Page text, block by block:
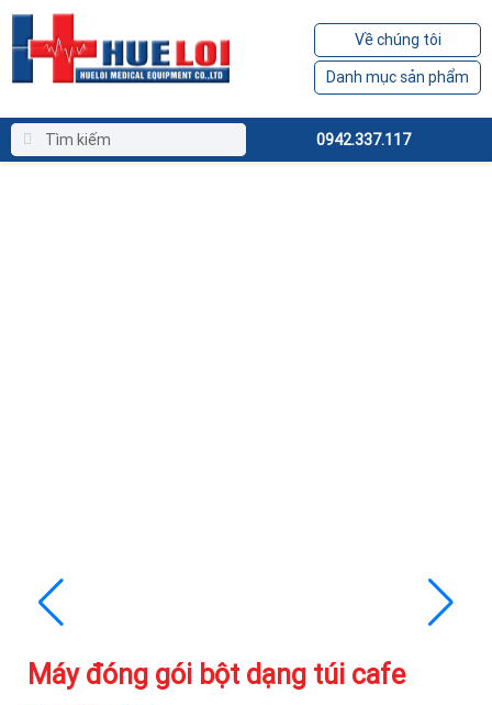
Về chúng tôi
Danh mục sản phẩm
0942.337.117
Máy đóng gói bột dạng túi cafe